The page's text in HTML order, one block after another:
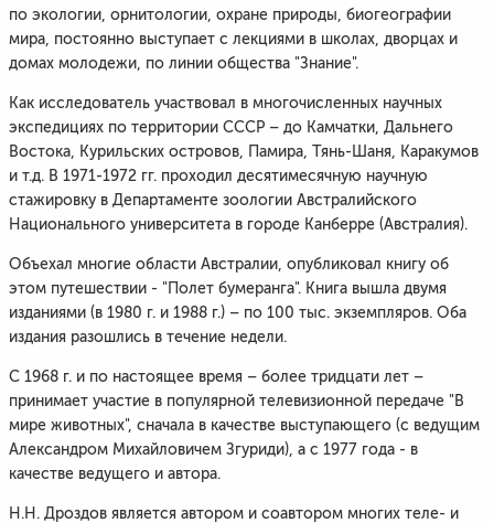
по экологии, орнитологии, охране природы, биогеографии
мира, постоянно выступает с лекциями в школах, дворцах и
домах молодежи, по линии общества "Знание".
Как исследователь участвовал в многочисленных научных
экспедициях по территории СССР – до Камчатки, Дальнего
Востока, Курильских островов, Памира, Тянь-Шаня, Каракумов
и т.д. В 1971-1972 гг. проходил десятимесячную научную
стажировку в Департаменте зоологии Австралийского
Национального университета в городе Канберре (Австралия).
Объехал многие области Австралии, опубликовал книгу об
этом путешествии - "Полет бумеранга". Книга вышла двумя
изданиями (в 1980 г. и 1988 г.) – по 100 тыс. экземпляров. Оба
издания разошлись в течение недели.
С 1968 г. и по настоящее время – более тридцати лет –
принимает участие в популярной телевизионной передаче "В
мире животных", сначала в качестве выступающего (с ведущим
Александром Михайловичем Згуриди), а с 1977 года - в
качестве ведущего и автора.
Н.Н. Дроздов является автором и соавтором многих теле- и